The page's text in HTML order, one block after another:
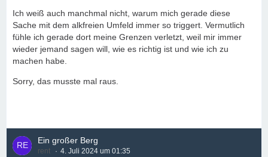
Ich weiß auch manchmal nicht, warum mich gerade diese
Sache mit dem alkfreien Umfeld immer so triggert. Vermutlich
fühle ich gerade dort meine Grenzen verletzt, weil mir immer
wieder jemand sagen will, wie es richtig ist und wie ich zu
machen habe.
Sorry, das musste mal raus.
Ein großer Berg
rent 4. Juli 2024 um 01:35